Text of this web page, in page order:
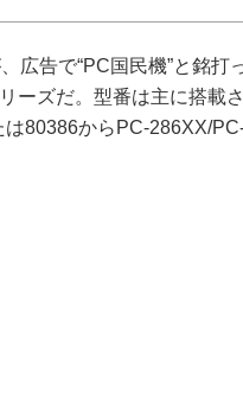
広告で“PC国民機”と銘打
ーズだ。型番は主に搭載
80386からPC-286XX/